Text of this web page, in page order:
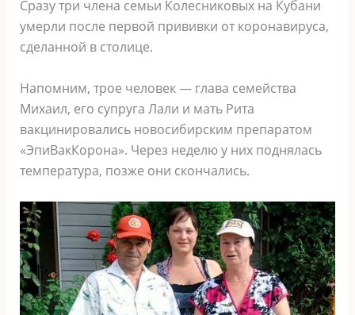
Сразу три члена семьи Колесниковых на Кубани
умерли после первой прививки от коронавируса,
сделанной в столице.
Напомним, трое человек — глава семейства
Михаил, его супруга Лали и мать Рита
вакцинировались новосибирским препаратом
«ЭпиВакКорона». Через неделю у них поднялась
температура, позже они скончались.